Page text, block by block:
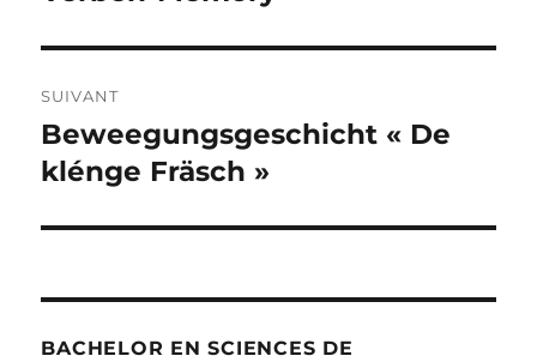
SUIVANT
Publication
suivante :
Beweegungsgeschicht « De
klénge Fräsch »
BACHELOR EN SCIENCES DE